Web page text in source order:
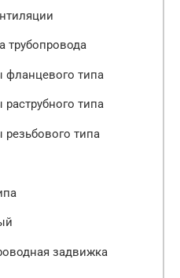
трубопровода
фланцевого типа
типа
типа
задвижка